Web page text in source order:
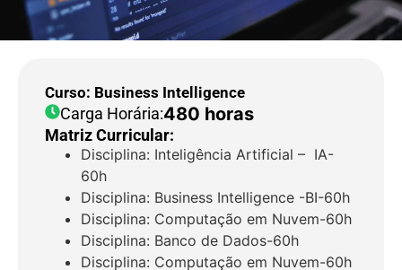
Curso: Business Intelligence
Carga Horária:480 horas
Matriz Curricular:
Disciplina: Inteligência Artificial – IA-
60h
Disciplina: Business Intelligence -BI-60h
Disciplina: Computação em Nuvem-60h
Disciplina: Banco de Dados-60h
Disciplina: Computação em Nuvem-60h